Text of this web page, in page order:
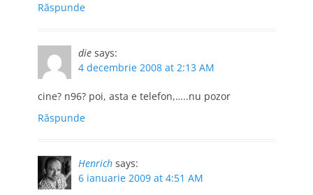
Răspunde
die says:
4 decembrie 2008 at 2:13 AM
cine? n96? poi, asta e telefon,…..nu pozor
Răspunde
Henrich says:
6 ianuarie 2009 at 4:51 AM